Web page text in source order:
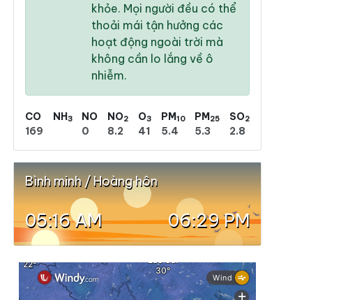
khỏe. Mọi người đều có thể
thoải mái tận hưởng các
hoạt động ngoài trời mà
không cần lo lắng về ô
nhiễm.
CO
169
NH3
NO
0
NO2
8.2
O3
41
PM10
5.4
PM25
5.3
SO2
2.8
Bình minh / Hoàng hôn
05:16 AM 06:29 PM